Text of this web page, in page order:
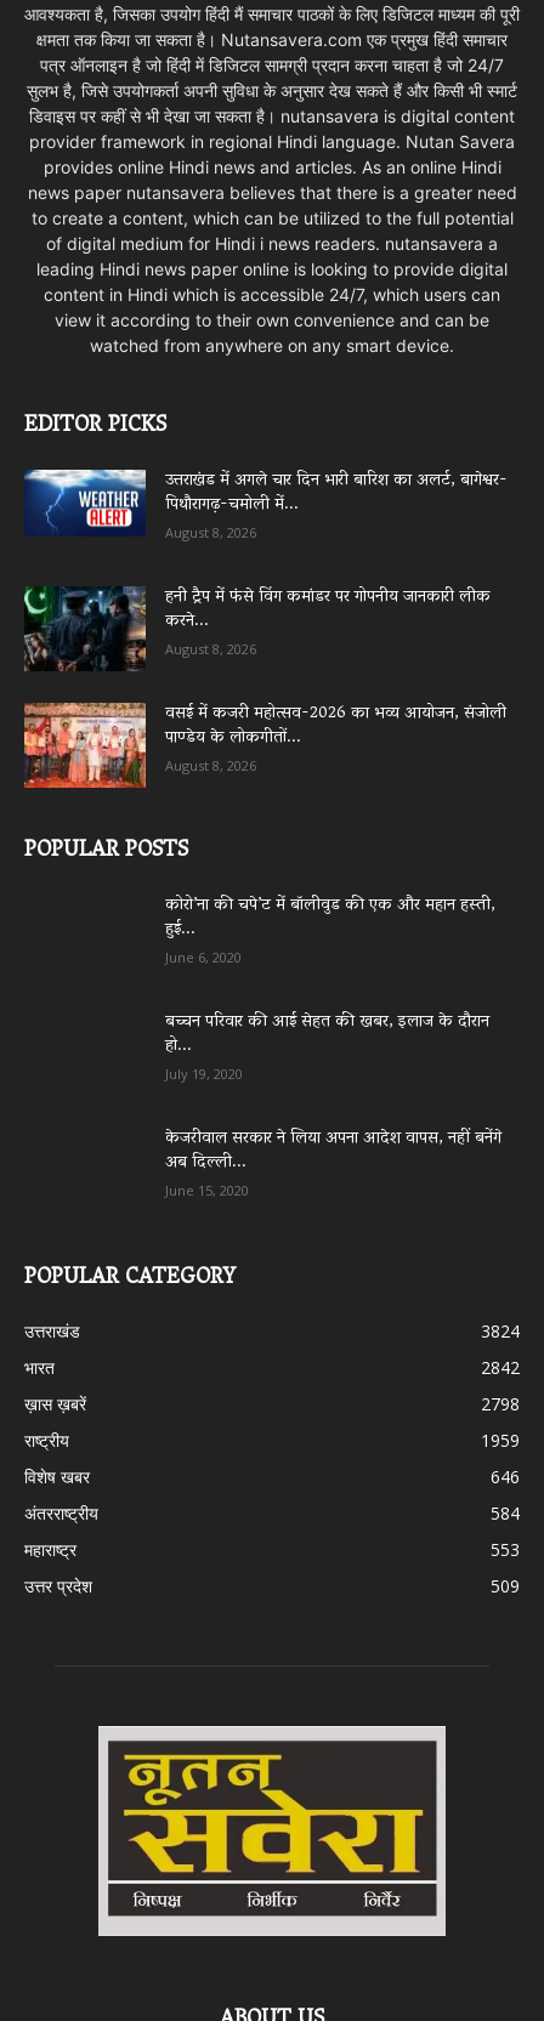
आवश्यकता है, जिसका उपयोग हिंदी मैं समाचार पाठकों के लिए डिजिटल माध्यम की पूरी
क्षमता तक किया जा सकता है। Nutansavera.com एक प्रमुख हिंदी समाचार
पत्र ऑनलाइन है जो हिंदी में डिजिटल सामग्री प्रदान करना चाहता है जो 24/7
सुलभ है, जिसे उपयोगकर्ता अपनी सुविधा के अनुसार देख सकते हैं और किसी भी स्मार्ट
डिवाइस पर कहीं से भी देखा जा सकता है। nutansavera is digital content
provider framework in regional Hindi language. Nutan Savera
provides online Hindi news and articles. As an online Hindi
news paper nutansavera believes that there is a greater need
to create a content, which can be utilized to the full potential
of digital medium for Hindi i news readers. nutansavera a
leading Hindi news paper online is looking to provide digital
content in Hindi which is accessible 24/7, which users can
view it according to their own convenience and can be
watched from anywhere on any smart device.
EDITOR PICKS
उत्तराखंड में अगले चार दिन भारी बारिश का अलर्ट, बागेश्वर-
पिथौरागढ़-चमोली में...
August 8, 2026
हनी ट्रैप में फंसे विंग कमांडर पर गोपनीय जानकारी लीक
करने...
August 8, 2026
वसई में कजरी महोत्सव-2026 का भव्य आयोजन, संजोली
पाण्डेय के लोकगीतों...
August 8, 2026
POPULAR POSTS
कोरो’ना की चपे’ट में बॉलीवुड की एक और महान हस्ती,
हुई...
June 6, 2020
बच्चन परिवार की आई सेहत की खबर, इलाज के दौरान
हो...
July 19, 2020
केजरीवाल सरकार ने लिया अपना आदेश वापस, नहीं बनेंगे
अब दिल्ली...
June 15, 2020
POPULAR CATEGORY
उत्तराखंड
3824
भारत
2842
ख़ास ख़बरें
2798
राष्ट्रीय
1959
विशेष खबर
646
अंतरराष्ट्रीय
584
महाराष्ट्र
553
उत्तर प्रदेश
509